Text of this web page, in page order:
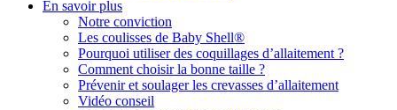
En savoir plus
Notre conviction
Les coulisses de Baby Shell®
Pourquoi utiliser des coquillages d’allaitement ?
Comment choisir la bonne taille ?
Prévenir et soulager les crevasses d’allaitement
Vidéo conseil